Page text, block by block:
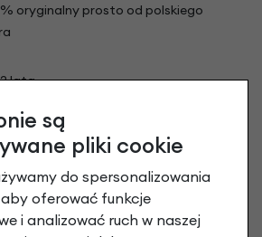
oryginalny prosto od polskiego
lata
są
pliki cookie
do spersonalizowania
oferować funkcje
i analizować ruch w naszej